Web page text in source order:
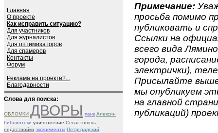
Главная
О проекте
Как исправить ситуацию?
Для участников
Для журналистов
Для оптимизаторов
Для спамеров
Контакты
Форум
Реклама на проекте?...
Благодарности
Слова для поиска:
ОБЛОМКИ ДВОРЫ панк Алексин
библиотеки уничтожение Севастополь
недостройки экскременты Петрградский
Примечание:
просьба помимо
публиковать и
Ссылки на
всего вида
города,
электрички),
Присылайте
мы опубликуем
на главной
публикаций)